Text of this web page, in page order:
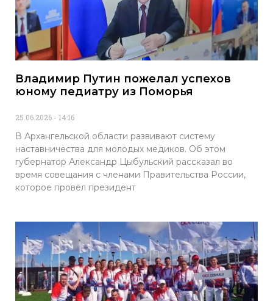
Владимир Путин пожелал успехов
юному педиатру из Поморья
25.06.2026 14:16
В Архангельской области развивают систему
наставничества для молодых медиков. Об этом
губернатор Александр Цыбульский рассказал во
время совещания с членами Правительства России,
которое провёл президент